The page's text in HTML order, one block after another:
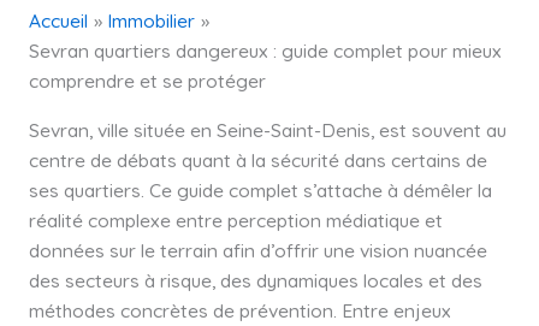
Accueil
Immobilier
Sevran quartiers dangereux : guide complet pour mieux
comprendre et se protéger
Sevran, ville située en Seine-Saint-Denis, est souvent au
centre de débats quant à la sécurité dans certains de
ses quartiers. Ce guide complet s’attache à démêler la
réalité complexe entre perception médiatique et
données sur le terrain afin d’offrir une vision nuancée
des secteurs à risque, des dynamiques locales et des
méthodes concrètes de prévention. Entre enjeux